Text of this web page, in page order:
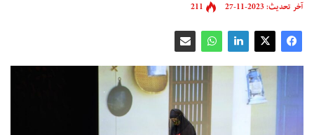
آخر تحديث: 2023-11-27 211